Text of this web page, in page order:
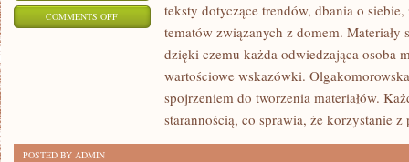
COMMENTS OFFON
REHABILITACJA
teksty dotyczące trendów, dbania o
tematów związanych z domem. Materiały
dzięki czemu każda odwiedzająca osoba
wartościowe wskazówki.
spojrzeniem do tworzenia materiałów.
starannością, co sprawia, że korzystanie z
POSTED BY ADMIN